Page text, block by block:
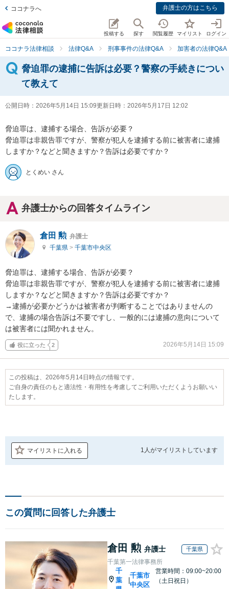
ココナラへ 弁護士の方はこちら
投稿する 探す 閲覧履歴 マイリスト ログイン
ココナラ法律相談 法律Q&A 刑事事件の法律Q&A 加害者の法律Q&A
脅迫罪の逮捕に告訴は必要？警察の手続きについ
て教えて
公開日時： 2026年5月14日 15:09更新日時： 2026年5月17日 12:02
脅迫罪は、逮捕する場合、告訴が必要？
脅迫罪は非親告罪ですが、警察が犯人を逮捕する前に被害者に逮捕
しますか？などと聞きますか？告訴は必要ですか？
とくめい さん
弁護士からの回答タイムライン
倉田 勲 弁護士
千葉県 > 千葉市中央区
脅迫罪は、逮捕する場合、告訴が必要？
脅迫罪は非親告罪ですが、警察が犯人を逮捕する前に被害者に逮捕
しますか？などと聞きますか？告訴は必要ですか？
→逮捕が必要かどうかは被害者が判断することではありませんの
で、逮捕の場合告訴は不要ですし、一般的には逮捕の意向について
は被害者には聞かれません。
役に立った 2 2026年5月14日 15:09
この投稿は、2026年5月14日時点の情報です。
ご自身の責任のもと適法性・有用性を考慮してご利用いただくようお願いい
たします。
マイリストに入れる 1人がマイリストしています
この質問に回答した弁護士
倉田 勲 弁護士 千葉県
千葉第一法律事務所
千
葉
千葉市
中央区
営業時間：09:00~20:00
（土日祝日）